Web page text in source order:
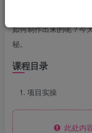
吸引了无数宝爸宝妈的
如何制作出来的呢？今
秘。
课程目录
项目实操
此处内